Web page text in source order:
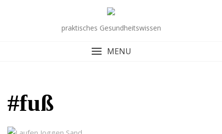
praktisches Gesundheitswissen
MENU
#fuß